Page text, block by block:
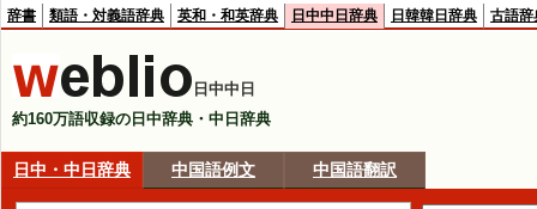
辞書 類語・対義語辞典 英和・和英辞典 日中中日辞典 日韓韓日辞典 古語辞
日中中日
約160万語収録の日中辞典・中日辞典
日中・中日辞典 中国語例文 中国語翻訳